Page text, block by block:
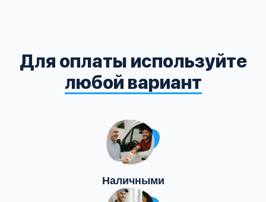
Для оплаты используйте
любой вариант
Наличными